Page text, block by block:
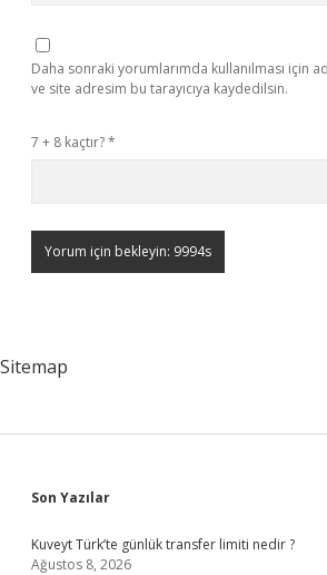
Daha sonraki yorumlarımda kullanılması için
ve site adresim bu tarayıcıya kaydedilsin.
7 + 8 kaçtır?*
Sitemap
Sidebar
Son Yazılar
Kuveyt Türk’te günlük transfer limiti nedir ?
Ağustos 8, 2026